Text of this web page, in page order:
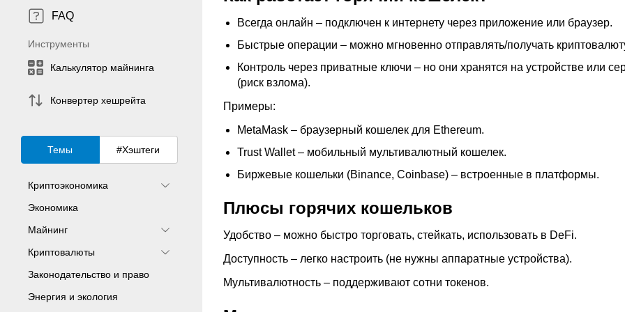
FAQ
Инструменты
Калькулятор майнинга
Конвертер хешрейта
Темы #Хэштеги
Криптоэкономика
Экономика
Майнинг
Криптовалюты
Законодательство и право
Энергия и экология
Всегда онлайн – подключен к интернету через приложение или браузер.
Быстрые операции – можно мгновенно отправлять/получать
Контроль через приватные ключи – но они хранятся на устройстве или
(риск взлома).
Примеры:
MetaMask – браузерный кошелек для Ethereum.
Trust Wallet – мобильный мультивалютный кошелек.
Биржевые кошельки (Binance, Coinbase) – встроенные в платформы.
Плюсы горячих кошельков
Удобство – можно быстро торговать, стейкать, использовать в DeFi.
Доступность – легко настроить (не нужны аппаратные устройства).
Мультивалютность – поддерживают сотни токенов.